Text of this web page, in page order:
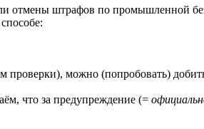
отмены штрафов по промышленной
можно (попробовать)
что за предупреждение (=